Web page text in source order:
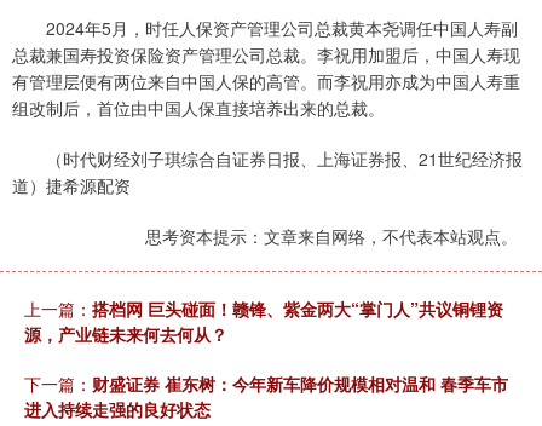
2024年5月，时任人保资产管理公司总裁黄本尧调任中国人寿副
总裁兼国寿投资保险资产管理公司总裁。李祝用加盟后，中国人寿现
有管理层便有两位来自中国人保的高管。而李祝用亦成为中国人寿重
组改制后，首位由中国人保直接培养出来的总裁。
（时代财经刘子琪综合自证券日报、上海证券报、21世纪经济报
道）捷希源配资
思考资本提示：文章来自网络，不代表本站观点。
上一篇： 搭档网 巨头碰面！赣锋、紫金两大“掌门人”共议铜锂资
源，产业链未来何去何从？
下一篇： 财盛证券 崔东树：今年新车降价规模相对温和 春季车市
进入持续走强的良好状态